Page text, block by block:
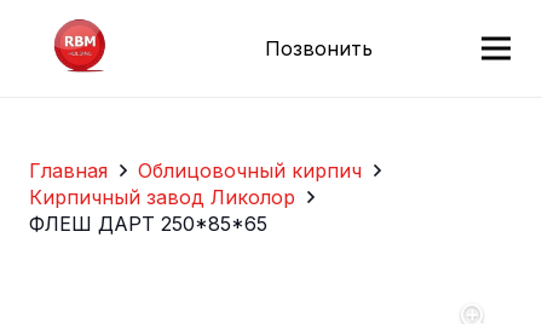
Позвонить
Главная
Облицовочный кирпич
Кирпичный завод Ликолор
ФЛЕШ ДАРТ 250*85*65